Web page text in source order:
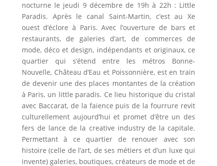
nocturne le jeudi 9 décembre de 19h à 22h : Little
Paradis. Après le canal Saint-Martin, c’est au Xe
ouest d’éclore à Paris. Avec l’ouverture de bars et
restaurants, de galeries d’art, de commerces de
mode, déco et design, indépendants et originaux, ce
quartier qui s’étend entre les métros Bonne-
Nouvelle, Château d’Eau et Poissonnière, est en train
de devenir une des places montantes de la création
à Paris, un little paradis. Ce lieu historique du cristal
avec Baccarat, de la faïence puis de la fourrure revit
culturellement aujourd’hui et promet d’être un des
fers de lance de la creative industry de la capitale.
Permettant à ce quartier de renouer avec son
histoire (celle de l’art, de ses métiers et d’un luxe qui
invente) galeries, boutiques, créateurs de mode et de